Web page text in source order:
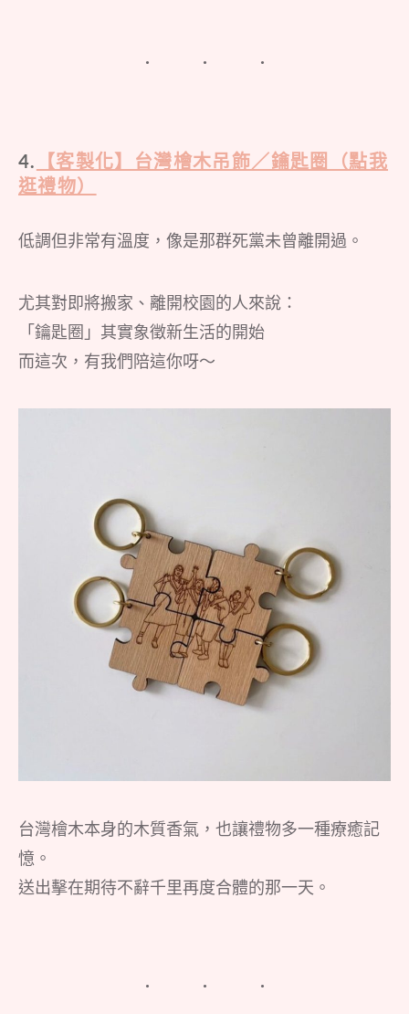
4.
【客製化】台灣檜木吊飾／鑰匙圈（點我
逛禮物）
低調但非常有溫度，像是那群死黨未曾離開過。
尤其對即將搬家、離開校園的人來說：
「鑰匙圈」其實象徵新生活的開始
而這次，有我們陪這你呀～
台灣檜木本身的木質香氣，也讓禮物多一種療癒記
憶。
送出擊在期待不辭千里再度合體的那一天。